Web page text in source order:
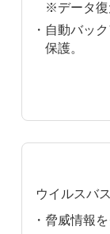
※データ復
自動バッ
保護。
ウイルスバ
脅威情報